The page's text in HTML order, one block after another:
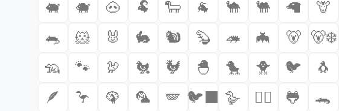
🐖
🐗 🐽 🐏 🐑 🐐 🐪 🐫 🦙 🦒
🐀
🐹 🐰 🐇 🐿️ 🦫 🦔 🦇 🐻 🐻‍❄️
🦡
🐾 🦃 🐔 🐓 🐣 🐤 🐥 🐦 🐧
🪶
🦩 🦚 🦜 🪽 🐦‍⬛ 🪿 🐦‍🔥 🐸 🐊